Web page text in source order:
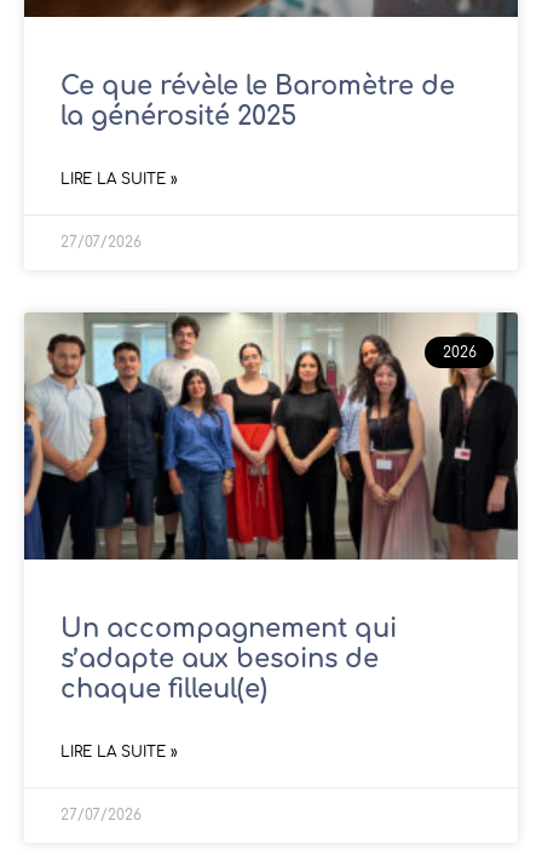
Ce que révèle le Baromètre de
la générosité 2025
LIRE LA SUITE »
27/07/2026
2026
Un accompagnement qui
s’adapte aux besoins de
chaque filleul(e)
LIRE LA SUITE »
27/07/2026